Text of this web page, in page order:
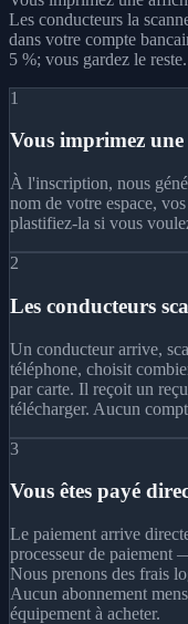
Les conducteurs la
dans votre compte
5 %; vous gardez le reste.
1
Vous imprimez
À l'inscription, nous
nom de votre espace,
plastifiez-la si vous
2
Les conducteurs
Un conducteur arrive,
téléphone, choisit
par carte. Il reçoit un
télécharger. Aucun
3
Vous êtes payé
Le paiement arrive
processeur de paiement
Nous prenons des frais
Aucun abonnement
équipement à acheter.